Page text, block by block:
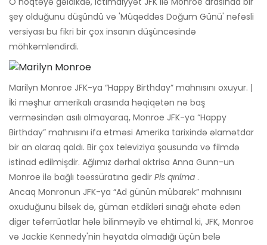
şey olduğunu düşündü və 'Müqəddəs Doğum Günü' nəfəsli
versiyası bu fikri bir çox insanın düşüncəsində
möhkəmləndirdi.
Marilyn Monroe JFK-ya “Happy Birthday” mahnısını oxuyur. |
İki məşhur amerikalı arasında həqiqətən nə baş
verməsindən asılı olmayaraq, Monroe JFK-ya “Happy
Birthday” mahnısını ifa etməsi Amerika tarixində əlamətdar
bir an olaraq qaldı. Bir çox televiziya şousunda və filmdə
istinad edilmişdir. Ağlımız dərhal aktrisa Anna Gunn-un
Monroe ilə bağlı təəssüratına gedir Pis qırılma .
Ancaq Monronun JFK-ya “Ad günün mübarək” mahnısını
oxuduğunu bilsək də, güman etdikləri sınağı əhatə edən
digər təfərrüatlar hələ bilinməyib və ehtimal ki, JFK, Monroe
və Jackie Kennedy'nin həyatda olmadığı üçün belə